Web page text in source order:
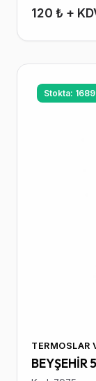
120 ₺ +
Stokta:
TERMOSLAR
BEYŞEHİR